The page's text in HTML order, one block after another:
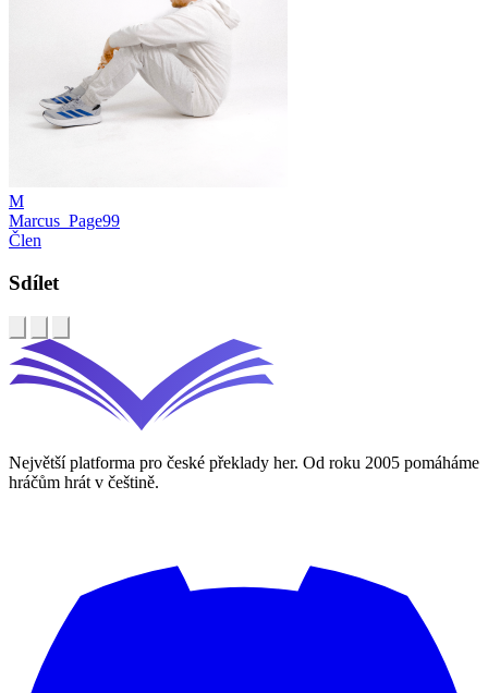
M
Marcus_Page99
Člen
Sdílet
Největší platforma pro české překlady her. Od roku 2005 pomáháme
hráčům hrát v češtině.